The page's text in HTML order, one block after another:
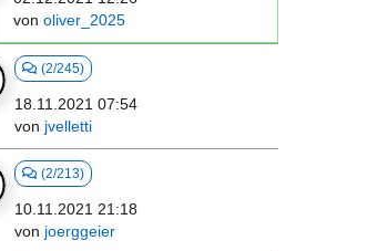
von oliver_2025
(2/245)
18.11.2021 07:54
von jvelletti
(2/213)
10.11.2021 21:18
von joerggeier